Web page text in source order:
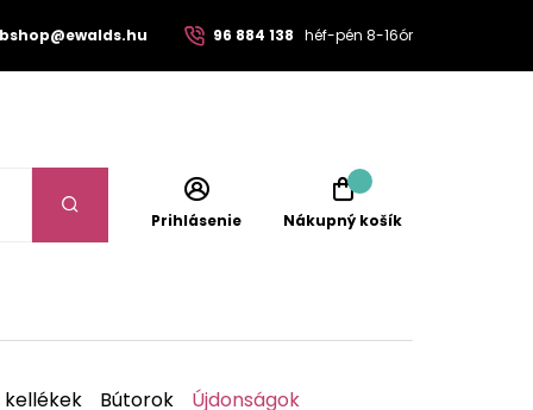
96 884 138 héf-pén 8-16ór
Prihlásenie Nákupný košík
kellékek Bútorok Újdonságok